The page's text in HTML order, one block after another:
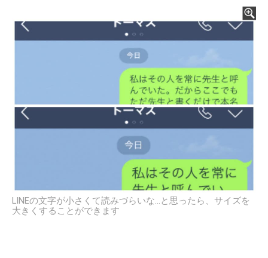
LINEの文字が小さくて読みづらいな…と思ったら、サイズを
大きくすることができます